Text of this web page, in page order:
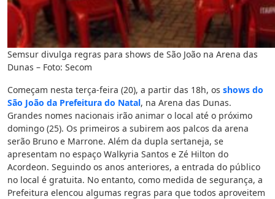
Semsur divulga regras para shows de São João na Arena das
Dunas – Foto: Secom
Começam nesta terça-feira (20), a partir das 18h, os shows do
São João da Prefeitura do Natal, na Arena das Dunas.
Grandes nomes nacionais irão animar o local até o próximo
domingo (25). Os primeiros a subirem aos palcos da arena
serão Bruno e Marrone. Além da dupla sertaneja, se
apresentam no espaço Walkyria Santos e Zé Hilton do
Acordeon. Seguindo os anos anteriores, a entrada do público
no local é gratuita. No entanto, como medida de segurança, a
Prefeitura elencou algumas regras para que todos aproveitem